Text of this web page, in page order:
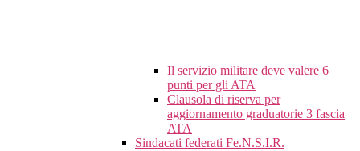
Il servizio militare deve valere 6
punti per gli ATA
Clausola di riserva per
aggiornamento graduatorie 3 fascia
ATA
Sindacati federati Fe.N.S.I.R.